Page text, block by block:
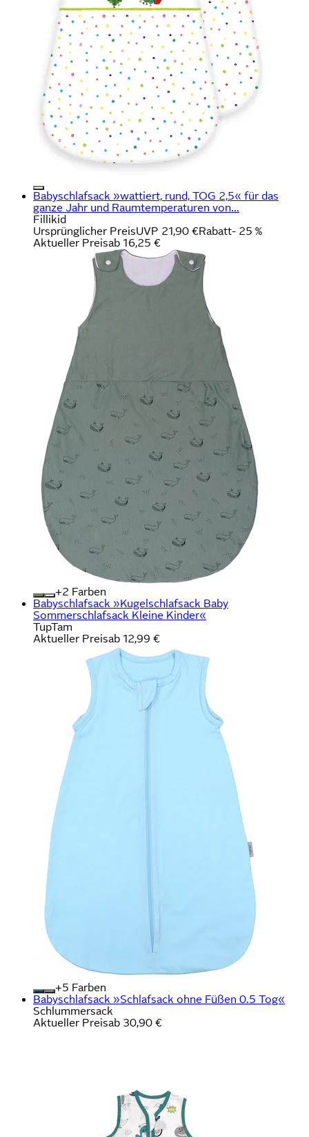
Babyschlafsack »wattiert, rund, TOG 2,5« für das
ganze Jahr und Raumtemperaturen von...
Fillikid
Ursprünglicher PreisUVP 21,90 €Rabatt- 25 %
Aktueller Preisab 16,25 €
+
Farben
Babyschlafsack »Kugelschlafsack Baby
Sommerschlafsack Kleine Kinder«
TupTam
Aktueller Preisab 12,99 €
+
Farben
Babyschlafsack »Schlafsack ohne Füßen 0.5 Tog«
Schlummersack
Aktueller Preisab 30,90 €